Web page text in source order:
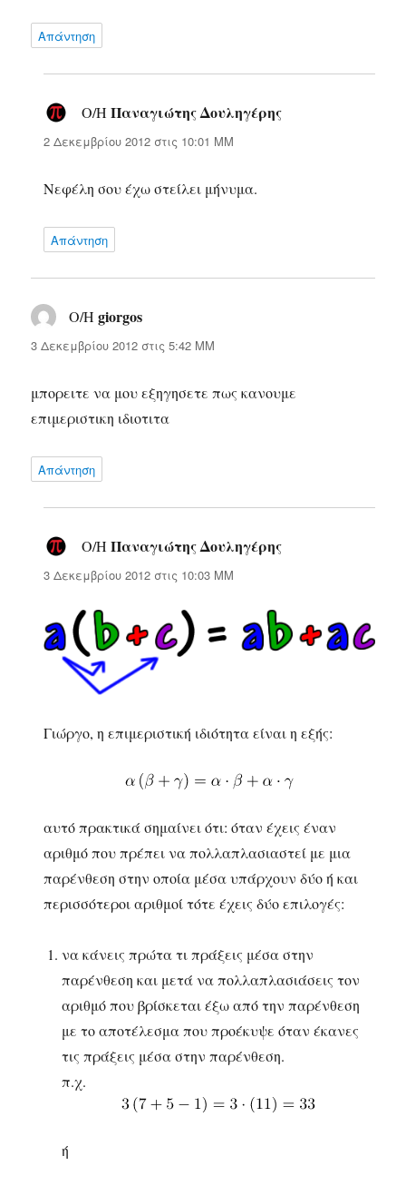
Απάντηση
Ο/ΗΠαναγιώτης Δουληγέρης
2 Δεκεμβρίου 2012 στις 10:01 ΜΜ
Νεφέλη σου έχω στείλει μήνυμα.
Απάντηση
Ο/Ηgiorgos
3 Δεκεμβρίου 2012 στις 5:42 ΜΜ
μπορειτε να μου εξηγησετε πως κανουμε
επιμεριστικη ιδιοτιτα
Απάντηση
Ο/ΗΠαναγιώτης Δουληγέρης
3 Δεκεμβρίου 2012 στις 10:03 ΜΜ
Γιώργο, η επιμεριστική ιδιότητα είναι η εξής:
αυτό πρακτικά σημαίνει ότι: όταν έχεις έναν
αριθμό που πρέπει να πολλαπλασιαστεί με μια
παρένθεση στην οποία μέσα υπάρχουν δύο ή και
περισσότεροι αριθμοί τότε έχεις δύο επιλογές:
να κάνεις πρώτα τι πράξεις μέσα στην
παρένθεση και μετά να πολλαπλασιάσεις τον
αριθμό που βρίσκεται έξω από την παρένθεση
με το αποτέλεσμα που προέκυψε όταν έκανες
τις πράξεις μέσα στην παρένθεση.
π.χ.
ή